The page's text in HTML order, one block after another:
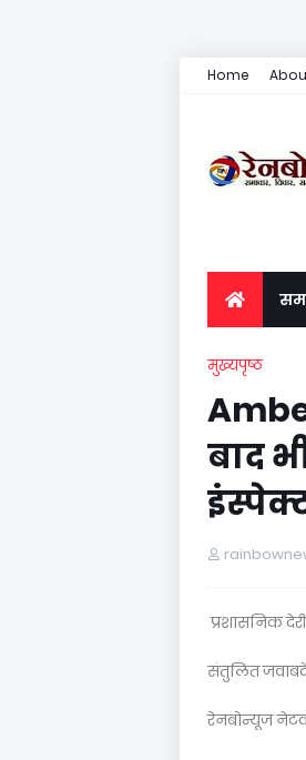
Home
मुख्यपृष्ठ
बाद
प्रशासनिक देरी
संतुलित
रेनबोन्यूज